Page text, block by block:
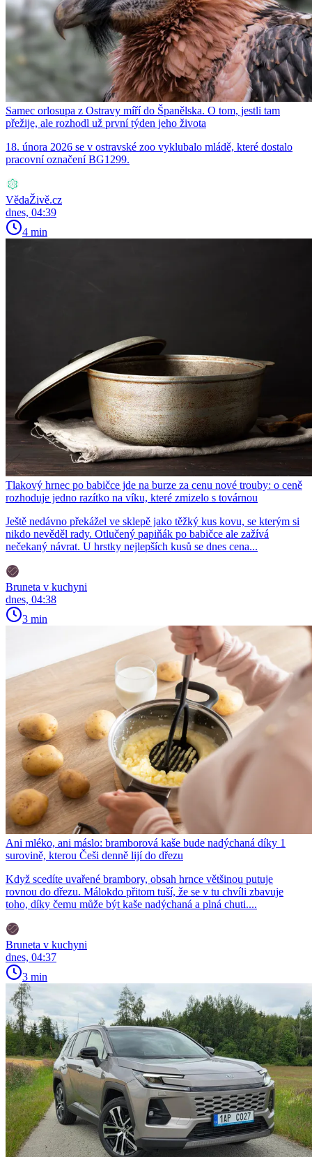
Samec orlosupa z Ostravy míří do Španělska. O tom, jestli tam
přežije, ale rozhodl už první týden jeho života
18. února 2026 se v ostravské zoo vyklubalo mládě, které dostalo
pracovní označení BG1299.
VědaŽivě.cz
dnes, 04:39
4 min
Tlakový hrnec po babičce jde na burze za cenu nové trouby: o ceně
rozhoduje jedno razítko na víku, které zmizelo s továrnou
Ještě nedávno překážel ve sklepě jako těžký kus kovu, se kterým si
nikdo nevěděl rady. Otlučený papiňák po babičce ale zažívá
nečekaný návrat. U hrstky nejlepších kusů se dnes cena...
Bruneta v kuchyni
dnes, 04:38
3 min
Ani mléko, ani máslo: bramborová kaše bude nadýchaná díky 1
surovině, kterou Češi denně lijí do dřezu
Když scedíte uvařené brambory, obsah hrnce většinou putuje
rovnou do dřezu. Málokdo přitom tuší, že se v tu chvíli zbavuje
toho, díky čemu může být kaše nadýchaná a plná chuti....
Bruneta v kuchyni
dnes, 04:37
3 min